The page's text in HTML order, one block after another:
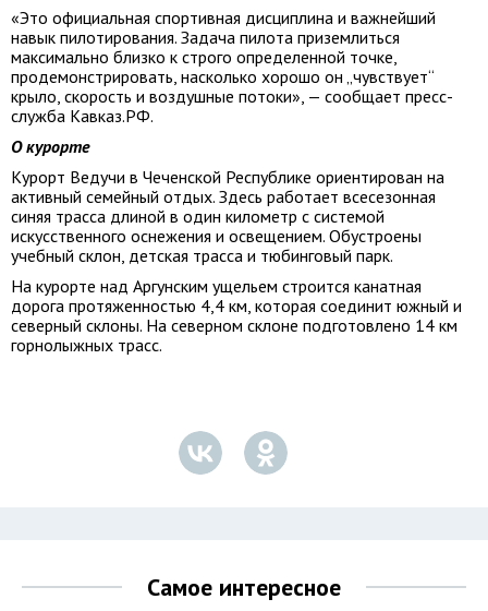
«Это официальная спортивная дисциплина и важнейший
навык пилотирования. Задача пилота приземлиться
максимально близко к строго определенной точке,
продемонстрировать, насколько хорошо он „чувствует“
крыло, скорость и воздушные потоки», — сообщает пресс-
служба Кавказ.РФ.
О курорте
Курорт Ведучи в Чеченской Республике ориентирован на
активный семейный отдых. Здесь работает всесезонная
синяя трасса длиной в один километр с системой
искусственного оснежения и освещением. Обустроены
учебный склон, детская трасса и тюбинговый парк.
На курорте над Аргунским ущельем строится канатная
дорога протяженностью 4,4 км, которая соединит южный и
северный склоны. На северном склоне подготовлено 14 км
горнолыжных трасс.
Самое интересное